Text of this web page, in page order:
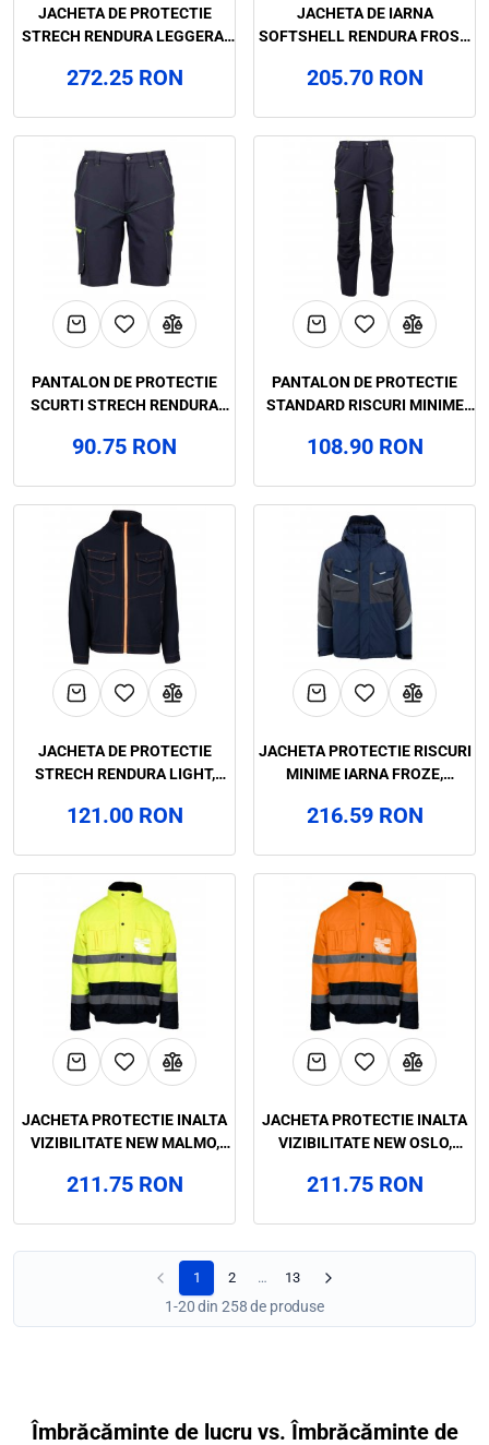
JACHETA DE PROTECTIE
STRECH RENDURA LEGGERA,
272.25 RON
JACHETA DE IARNA
SOFTSHELL RENDURA FROST,
205.70 RON
PANTALON DE PROTECTIE
SCURTI STRECH RENDURA
90.75 RON
PANTALON DE PROTECTIE
STANDARD RISCURI MINIME
RENANIA, ART. 93B0
108.90 RON
JACHETA DE PROTECTIE
STRECH RENDURA LIGHT,
121.00 RON
JACHETA PROTECTIE RISCURI
MINIME IARNA FROZE,
216.59 RON
JACHETA PROTECTIE INALTA
VIZIBILITATE NEW MALMO,
211.75 RON
JACHETA PROTECTIE INALTA
VIZIBILITATE NEW OSLO,
211.75 RON
1-20 din 258 de produse
1 2 … 13
Îmbrăcăminte de lucru vs. Îmbrăcăminte de